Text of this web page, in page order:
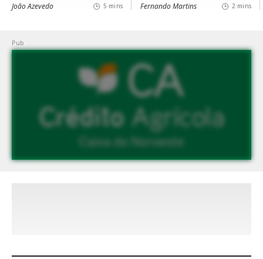
João Azevedo 5 mins Fernando Martins 2 mins